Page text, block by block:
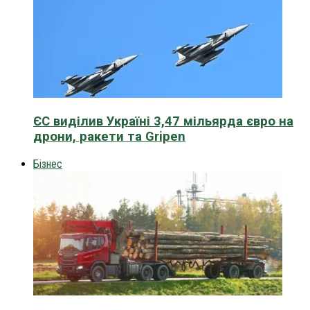
ЄС виділив Україні 3,47 мільярда євро на
дрони, ракети та Gripen
Бізнес